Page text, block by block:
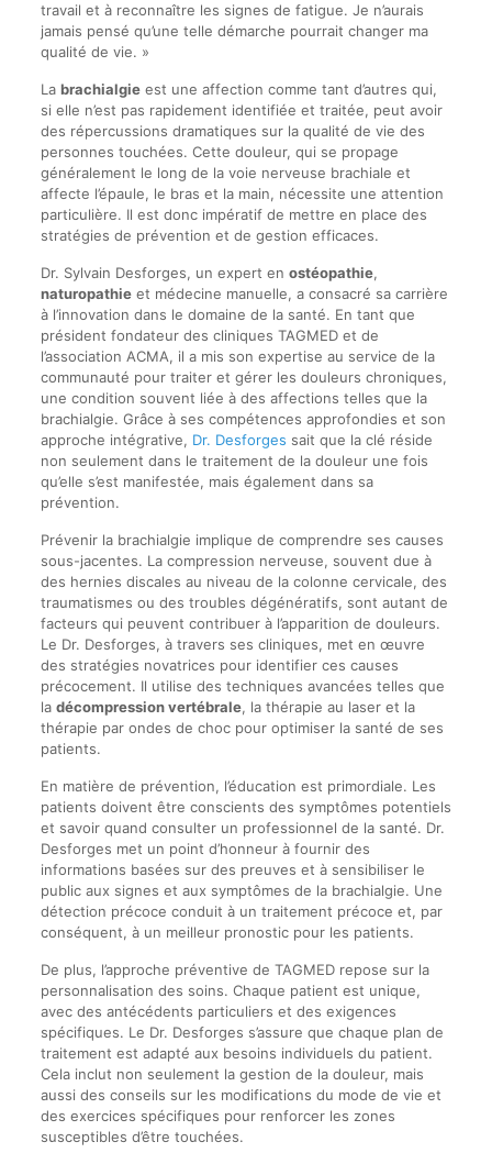
travail et à reconnaître les signes de fatigue. Je n’aurais
jamais pensé qu’une telle démarche pourrait changer ma
qualité de vie. »
La brachialgieest une affection comme tant d’autres qui,
si elle n’est pas rapidement identifiée et traitée, peut avoir
des répercussions dramatiques sur la qualité de vie des
personnes touchées. Cette douleur, qui se propage
généralement le long de la voie nerveuse brachiale et
affecte l’épaule, le bras et la main, nécessite une attention
particulière. Il est donc impératif de mettre en place des
stratégies de prévention et de gestion efficaces.
Dr. Sylvain Desforges, un expert en ostéopathie,
naturopathieet médecine manuelle, a consacré sa carrière
à l’innovation dans le domaine de la santé. En tant que
président fondateur des cliniques TAGMED et de
l’association ACMA, il a mis son expertise au service de la
communauté pour traiter et gérer les douleurs chroniques,
une condition souvent liée à des affections telles que la
brachialgie. Grâce à ses compétences approfondies et son
approche intégrative, Dr. Desforges sait que la clé réside
non seulement dans le traitement de la douleur une fois
qu’elle s’est manifestée, mais également dans sa
prévention.
Prévenir la brachialgie implique de comprendre ses causes
sous-jacentes. La compression nerveuse, souvent due à
des hernies discales au niveau de la colonne cervicale, des
traumatismes ou des troubles dégénératifs, sont autant de
facteurs qui peuvent contribuer à l’apparition de douleurs.
Le Dr. Desforges, à travers ses cliniques, met en œuvre
des stratégies novatrices pour identifier ces causes
précocement. Il utilise des techniques avancées telles que
la décompression vertébrale, la thérapie au laser et la
thérapie par ondes de choc pour optimiser la santé de ses
patients.
En matière de prévention, l’éducation est primordiale. Les
patients doivent être conscients des symptômes potentiels
et savoir quand consulter un professionnel de la santé. Dr.
Desforges met un point d’honneur à fournir des
informations basées sur des preuves et à sensibiliser le
public aux signes et aux symptômes de la brachialgie. Une
détection précoce conduit à un traitement précoce et, par
conséquent, à un meilleur pronostic pour les patients.
De plus, l’approche préventive de TAGMED repose sur la
personnalisation des soins. Chaque patient est unique,
avec des antécédents particuliers et des exigences
spécifiques. Le Dr. Desforges s’assure que chaque plan de
traitement est adapté aux besoins individuels du patient.
Cela inclut non seulement la gestion de la douleur, mais
aussi des conseils sur les modifications du mode de vie et
des exercices spécifiques pour renforcer les zones
susceptibles d’être touchées.